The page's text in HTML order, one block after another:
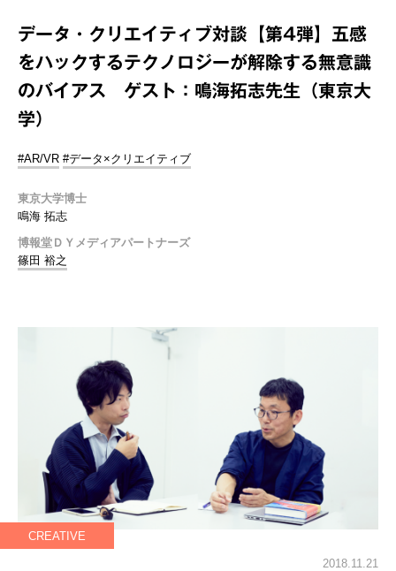
データ・クリエイティブ対談【第4弾】五感
をハックするテクノロジーが解除する無意識
のバイアス ゲスト：鳴海拓志先生（東京大
学）
#AR/VR #データ×クリエイティブ
東京大学博士
鳴海 拓志
博報堂ＤＹメディアパートナーズ
篠田 裕之
CREATIVE
2018.11.21